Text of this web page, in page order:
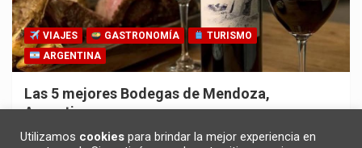
VIAJES GASTRONOMÍA
TURISMO
ARGENTINA
Las 5 mejores Bodegas de Mendoza,
Argentina
30/10/2025 Redacción
Utilizamos cookies para brindar la mejor experiencia en